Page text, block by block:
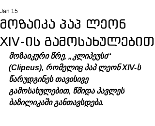
მოზაიკა პაპ ლეონ
XIV-ის გამოსახულებით
Jan 15
მოზაიკური წრე, „კლიპეუსი“
(Clipeus), რომელიც პაპ ლეონ XIV-ს
წარუდგინეს თავისივე
გამოსახულებით, წმიდა პავლეს
ბაზილიკაში განთავსდება.